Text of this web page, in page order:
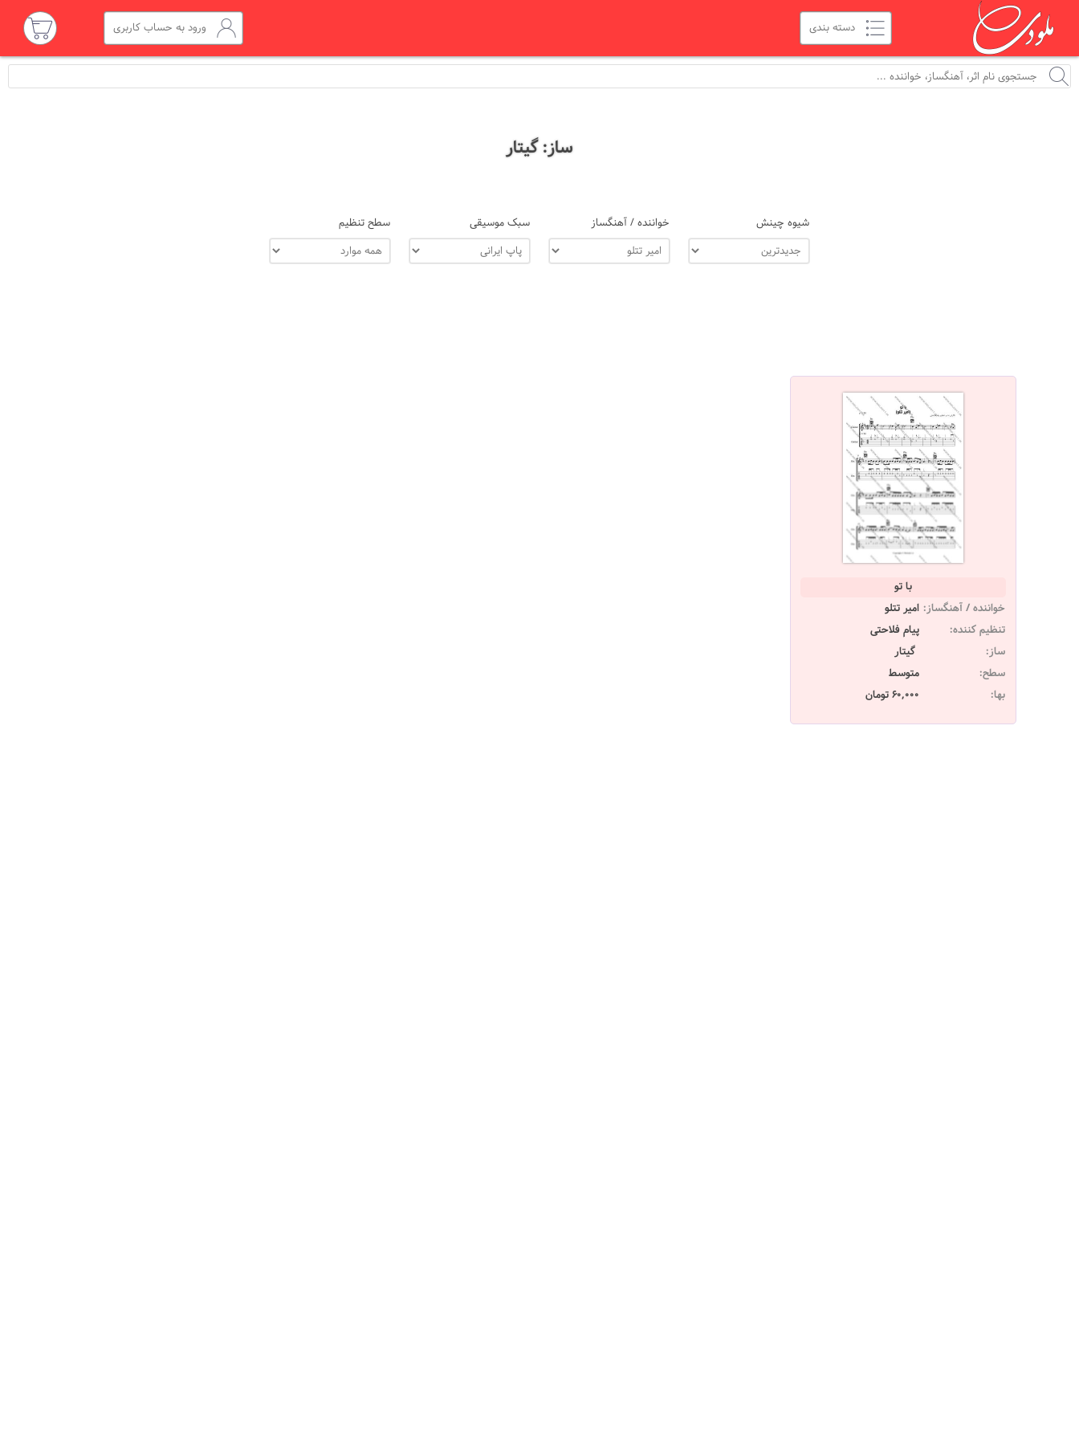
ورود به حساب کاربری
ساز: گیتار
شیوه چینش خواننده / آهنگساز سبک موسیقی سطح تنظیم
با تو
خواننده / آهنگساز: امیر تتلو
تنظیم کننده:
پیام فلاحتی
ساز:
گیتار
سطح:
متوسط
بها:
60,000 تومان